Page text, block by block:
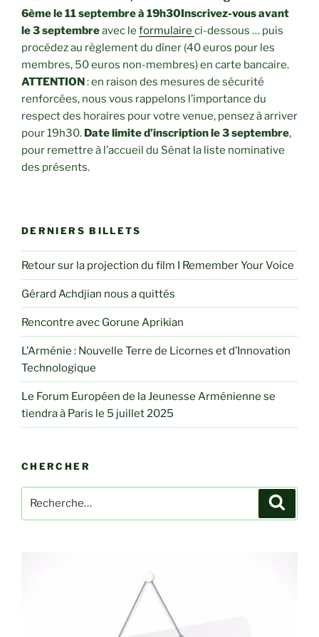
6ème le 11 septembre à 19h30Inscrivez-vous avant
le 3 septembreavec le formulaire ci-dessous … puis
procédez au règlement du dîner (40 euros pour les
membres, 50 euros non-membres) en carte bancaire.
ATTENTION: en raison des mesures de sécurité
renforcées, nous vous rappelons l’importance du
respect des horaires pour votre venue, pensez à arriver
pour 19h30. Date limite d’inscription le 3 septembre,
pour remettre à l’accueil du Sénat la liste nominative
des présents.
DERNIERS BILLETS
Retour sur la projection du film I Remember Your Voice
Gérard Achdjian nous a quittés
Rencontre avec Gorune Aprikian
L’Arménie : Nouvelle Terre de Licornes et d’Innovation
Technologique
Le Forum Européen de la Jeunesse Arménienne se
tiendra à Paris le 5 juillet 2025
CHERCHER
pour